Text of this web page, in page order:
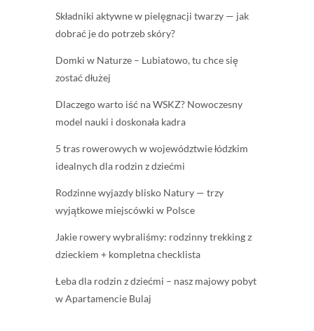
Składniki aktywne w pielęgnacji twarzy — jak
dobrać je do potrzeb skóry?
Domki w Naturze – Lubiatowo, tu chce się
zostać dłużej
Dlaczego warto iść na WSKZ? Nowoczesny
model nauki i doskonała kadra
5 tras rowerowych w województwie łódzkim
idealnych dla rodzin z dziećmi
Rodzinne wyjazdy blisko Natury — trzy
wyjątkowe miejscówki w Polsce
Jakie rowery wybraliśmy: rodzinny trekking z
dzieckiem + kompletna checklista
Łeba dla rodzin z dziećmi – nasz majowy pobyt
w Apartamencie Bulaj